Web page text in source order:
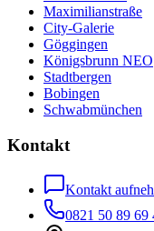
Maximilianstraße
City-Galerie
Göggingen
Königsbrunn NEO
Stadtbergen
Bobingen
Schwabmünchen
Kontakt
Kontakt
0821 50 89 69